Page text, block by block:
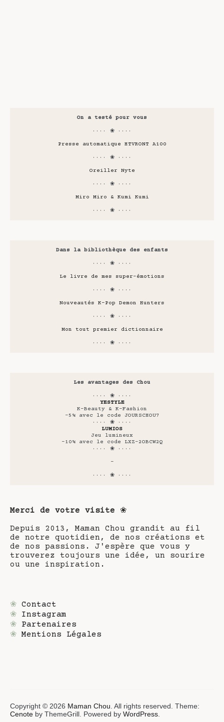
On a testé pour vous
···· ❀ ····
Presse automatique HTVRONT A100
···· ❀ ····
Oreiller Nyte
···· ❀ ····
Miro Miro & Kumi Kumi
···· ❀ ····
Dans la bibliothèque des enfants
···· ❀ ····
Le livre de mes super-émotions
···· ❀ ····
Nouveautés K-Pop Demon Hunters
···· ❀ ····
Mon tout premier dictionnaire
···· ❀ ····
Les avantages des Chou
···· ❀ ····
YESTYLE
K-Beauty & K-Fashion
-5% avec le code JOURSCHOU7
···· ❀ ····
LUMIOS
Jeu lumineux
-10% avec le code LXZ-2OBCW2Q
···· ❀ ····
-
···· ❀ ····
Merci de votre visite ❀
Depuis 2013, Maman Chou grandit au fil
de notre quotidien, de nos créations et
de nos passions. J'espère que vous y
trouverez toujours une idée, un sourire
ou une inspiration.
❀ Contact
❀ Instagram
❀ Partenaires
❀ Mentions Légales
Copyright © 2026 Maman Chou. All rights reserved. Theme:
Cenote by ThemeGrill. Powered by WordPress.